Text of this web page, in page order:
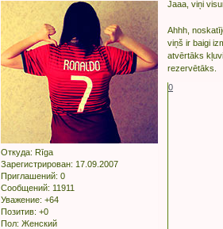
Откуда: Rīga
Зарегистрирован: 17.09.2007
Приглашений: 0
Сообщений: 11911
Уважение: +64
Позитив: +0
Пол: Женский
Jaaa, viņi
Ahhh,
viņš ir baigi
atvērtāks
rezervētāks.
0